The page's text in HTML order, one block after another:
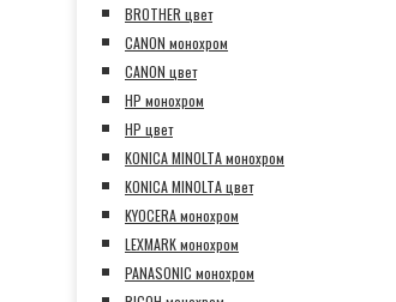
BROTHER цвет
CANON монохром
CANON цвет
HP монохром
HP цвет
KONICA MINOLTA монохром
KONICA MINOLTA цвет
KYOCERA монохром
LEXMARK монохром
PANASONIC монохром